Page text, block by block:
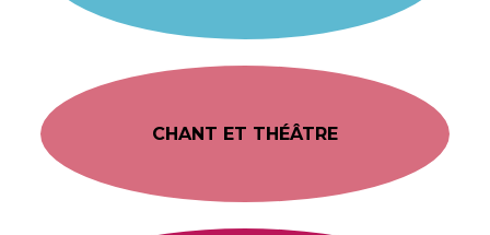
CHANT ET THÉÂTRE